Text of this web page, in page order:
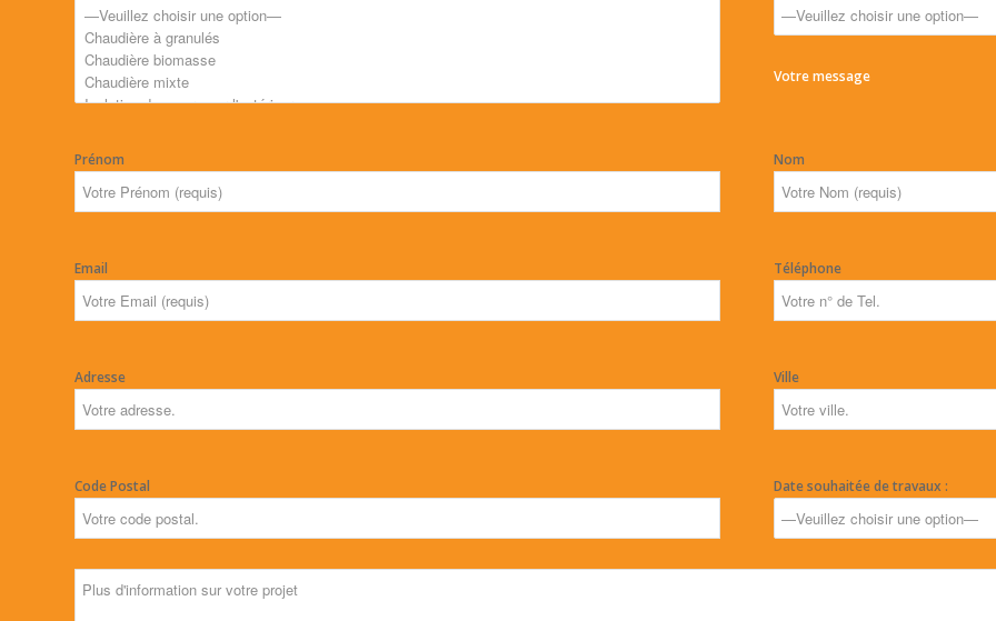
Prénom Nom
Email Téléphone
Adresse Ville
Code Postal Date souhaitée de travaux :
Votre message